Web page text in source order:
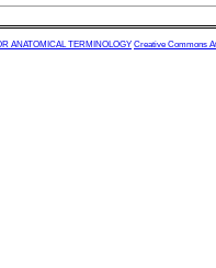
ANATOMICAL TERMINOLOGY Creative Commons